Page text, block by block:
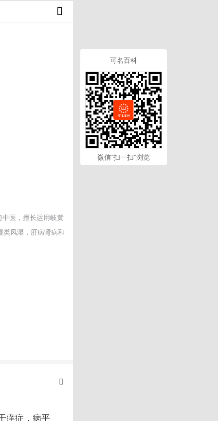
医，擅长运用岐黄
类风湿，肝病肾病和
痒症，病平
可名百科
微信“扫一扫”浏览